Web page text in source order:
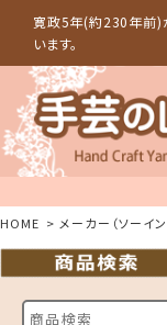
寛政5年(約230年前)
います。
HOME メーカー（ソーイン